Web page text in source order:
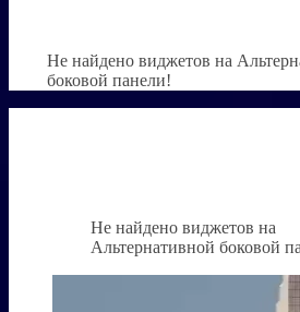
Не найдено виджетов на
боковой панели!
Не найдено виджетов на
Альтернативной боковой